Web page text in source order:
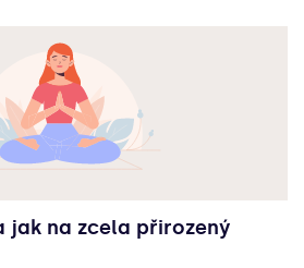
jak na zcela přirozený